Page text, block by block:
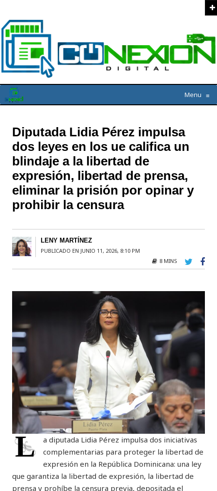
Menu ≡
Diputada Lidia Pérez impulsa
dos leyes en los ue califica un
blindaje a la libertad de
expresión, libertad de prensa,
eliminar la prisión por opinar y
prohibir la censura
LENY MARTÍNEZ
PUBLICADO EN JUNIO 11, 2026, 8:10 PM
8 MINS
L
a diputada Lidia Pérez impulsa dos iniciativas
complementarias para proteger la libertad de
expresión en la República Dominicana: una ley
que garantiza la libertad de expresión, la libertad de
prensa y prohíbe la censura previa, depositada el